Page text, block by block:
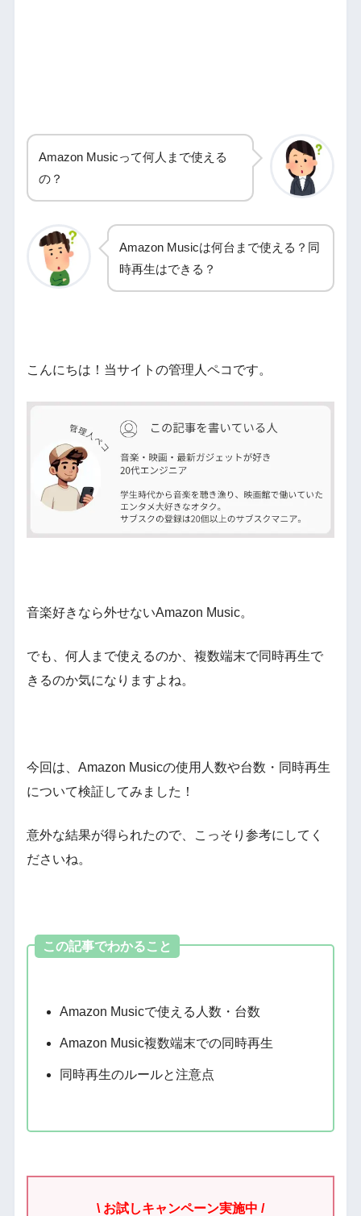
Amazon Musicって何人まで使える
の？
Amazon Musicは何台まで使える？同
時再生はできる？
こんにちは！当サイトの管理人ペコです。
音楽好きなら外せないAmazon Music。
でも、何人まで使えるのか、複数端末で同時再生で
きるのか気になりますよね。
今回は、Amazon Musicの使用人数や台数・同時再生
について検証してみました！
意外な結果が得られたので、こっそり参考にしてく
ださいね。
この記事でわかること
Amazon Musicで使える人数・台数
Amazon Music複数端末での同時再生
同時再生のルールと注意点
\ お試しキャンペーン実施中 /